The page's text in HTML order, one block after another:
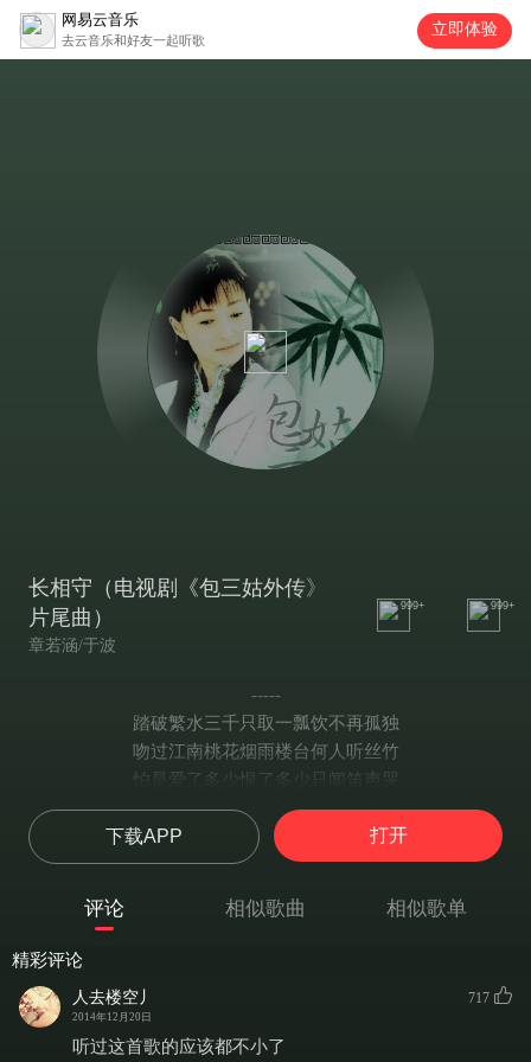
网易云音乐
去云音乐和好友一起听歌
立即体验
长相守（电视剧《包三姑外传》
片尾曲）
章若涵/于波
999+ 999+
-----
踏破繁水三千只取一瓢饮不再孤独
吻过江南桃花烟雨楼台何人听丝竹
怕是爱了多少恨了多少只闻笛声哭
能有多少人知道那断肠毒药名叫相思苦
马蹄声声不见莲花开落红粉映青竹
女子含着泪听合欢鸟唱守着不老树
还有多少人明白是蝴蝶分飞大雁忘归途
丝绢鸳鸯绣落一点点死去
下载APP 打开
评论 相似歌曲 相似歌单
精彩评论
人去楼空丿
2014年12月20日
717
听过这首歌的应该都不小了